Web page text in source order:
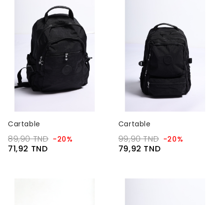
Cartable
89,90 TND -20%
71,92 TND
Cartable
99,90 TND -20%
79,92 TND